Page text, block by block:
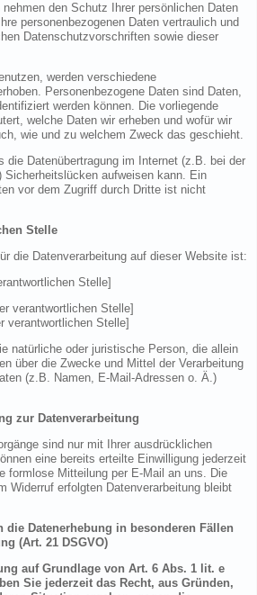
den Schutz Ihrer persönlichen Daten
personenbezogenen Daten vertraulich und
Datenschutzvorschriften sowie dieser
werden verschiedene
Personenbezogene Daten sind Daten,
werden können. Die vorliegende
welche Daten wir erheben und wofür wir
wie und zu welchem Zweck das geschieht.
die Datenübertragung im Internet (z.B. bei der
Sicherheitslücken aufweisen kann. Ein
vor dem Zugriff durch Dritte ist nicht
Stelle
die Datenverarbeitung auf dieser Website ist:
Stelle]
verantwortlichen Stelle]
verantwortlichen Stelle]
natürliche oder juristische Person, die allein
über die Zwecke und Mittel der Verarbeitung
(z.B. Namen, E-Mail-Adressen o. Ä.)
zur Datenverarbeitung
sind nur mit Ihrer ausdrücklichen
eine bereits erteilte Einwilligung jederzeit
formlose Mitteilung per E-Mail an uns. Die
Widerruf erfolgten Datenverarbeitung bleibt
die Datenerhebung in besonderen Fällen
(Art. 21 DSGVO)
auf Grundlage von Art. 6 Abs. 1 lit. e
Sie jederzeit das Recht, aus Gründen,